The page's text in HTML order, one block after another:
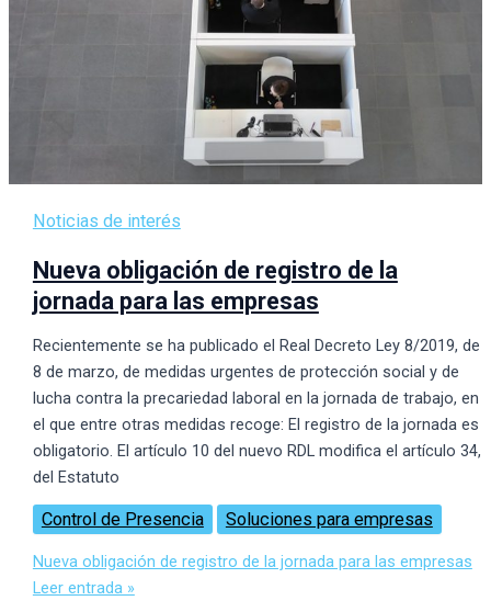
Noticias de interés
Nueva obligación de registro de la
jornada para las empresas
Recientemente se ha publicado el Real Decreto Ley 8/2019, de
8 de marzo, de medidas urgentes de protección social y de
lucha contra la precariedad laboral en la jornada de trabajo, en
el que entre otras medidas recoge: El registro de la jornada es
obligatorio. El artículo 10 del nuevo RDL modifica el artículo 34,
del Estatuto
Control de Presencia Soluciones para empresas
Nueva obligación de registro de la jornada para las empresas
Leer entrada »